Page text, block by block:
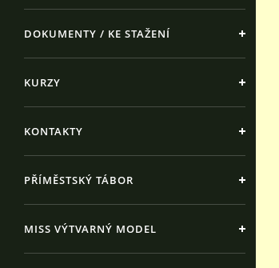
DOKUMENTY / KE STAŽENÍ
KURZY
KONTAKTY
PŘÍMĚSTSKÝ TÁBOR
MISS VÝTVARNÝ MODEL